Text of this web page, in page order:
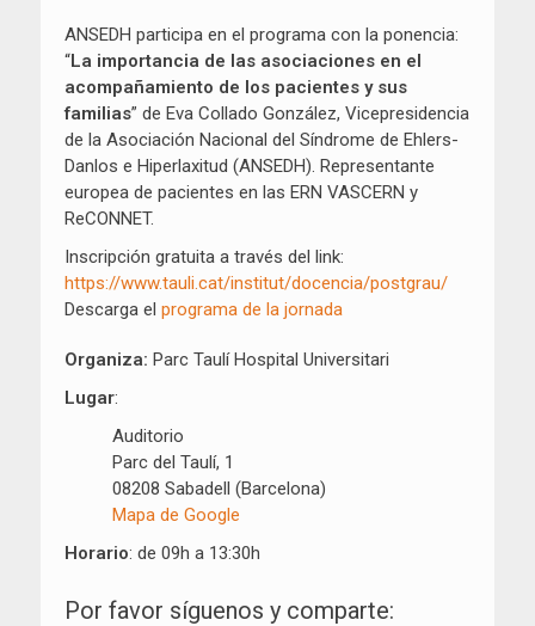
ANSEDH participa en el programa con la ponencia:
“La importancia de las asociaciones en el
acompañamiento de los pacientes y sus
familias” de Eva Collado González, Vicepresidencia
de la Asociación Nacional del Síndrome de Ehlers-
Danlos e Hiperlaxitud (ANSEDH). Representante
europea de pacientes en las ERN VASCERN y
ReCONNET.
Inscripción gratuita a través del link:
https://www.tauli.cat/institut/docencia/postgrau/
Descarga el programa de la jornada
Organiza: Parc Taulí Hospital Universitari
Lugar:
Auditorio
Parc del Taulí, 1
08208 Sabadell (Barcelona)
Mapa de Google
Horario: de 09h a 13:30h
Por favor síguenos y comparte: